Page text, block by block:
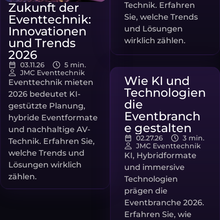
Zukunft der
Eventtechnik:
Innovationen
und Trends
2026
03.11.26
5 min.
JMC Eventtechnik
Eventtechnik mieten
2026 bedeutet KI-
gestützte Planung,
hybride Eventformate
und nachhaltige AV-
Technik. Erfahren Sie,
welche Trends und
Lösungen wirklich
zählen.
Technik. Erfahren
Sie, welche Trends
und Lösungen
wirklich zählen.
Wie KI und
Technologien
die
Eventbranch
e gestalten
02.27.26
3 min.
JMC Eventtechnik
KI, Hybridformate
und immersive
Technologien
prägen die
Eventbranche 2026.
Erfahren Sie, wie